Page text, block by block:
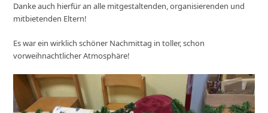
Danke auch hierfür an alle mitgestaltenden, organisierenden und
mitbietenden Eltern!
Es war ein wirklich schöner Nachmittag in toller, schon
vorweihnachtlicher Atmosphäre!